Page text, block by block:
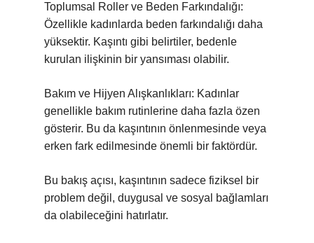
Toplumsal Roller ve Beden Farkındalığı:
Özellikle kadınlarda beden farkındalığı daha
yüksektir. Kaşıntı gibi belirtiler, bedenle
kurulan ilişkinin bir yansıması olabilir.
Bakım ve Hijyen Alışkanlıkları: Kadınlar
genellikle bakım rutinlerine daha fazla özen
gösterir. Bu da kaşıntının önlenmesinde veya
erken fark edilmesinde önemli bir faktördür.
Bu bakış açısı, kaşıntının sadece fiziksel bir
problem değil, duygusal ve sosyal bağlamları
da olabileceğini hatırlatır.